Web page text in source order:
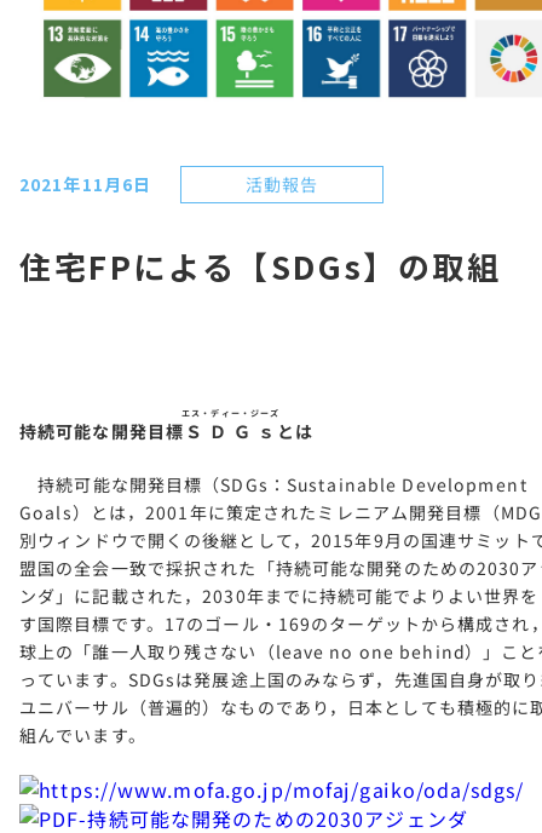
2021年11月6日 活動報告
住宅FPによる【SDGs】の取組
持続可能な開発目標 ＳＤＧｓ
エス・ディー・ジーズ
とは
持続可能な開発目標（SDGs：Sustainable Development
Goals）とは，2001年に策定されたミレニアム開発目標（
別ウィンドウで開くの後継として，2015年9月の国連サミット
盟国の全会一致で採択された「持続可能な開発のための2030
ンダ」に記載された，2030年までに持続可能でよりよい世界
す国際目標です。17のゴール・169のターゲットから構成され
球上の「誰一人取り残さない（leave no one behind）」こと
っています。SDGsは発展途上国のみならず，先進国自身が取
ユニバーサル（普遍的）なものであり，日本としても積極的に
組んでいます。